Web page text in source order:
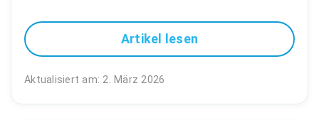
Artikel lesen
Aktualisiert am: 2. März 2026